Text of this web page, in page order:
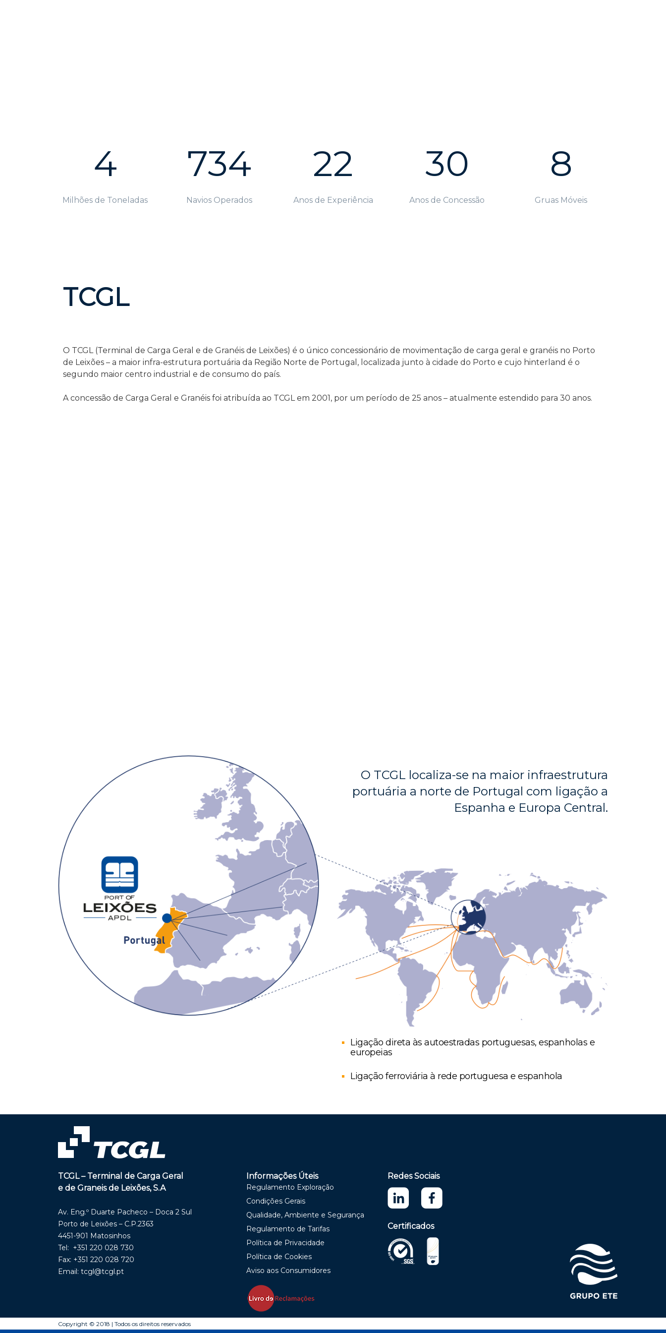
4
Milhões de Toneladas
734
Navios Operados
22
Anos de Experiência
30
Anos de Concessão
8
Gruas Móveis
TCGL
O TCGL (Terminal de Carga Geral e de Granéis de Leixões) é o único concessionário de movimentação de carga geral e granéis no Porto
de Leixões – a maior infra-estrutura portuária da Região Norte de Portugal, localizada junto à cidade do Porto e cujo hinterland é o
segundo maior centro industrial e de consumo do país.
A concessão de Carga Geral e Granéis foi atribuída ao TCGL em 2001, por um período de 25 anos – atualmente estendido para 30 anos.
O TCGL localiza-se na maior infraestrutura
portuária a norte de Portugal com ligação a
Espanha e Europa Central.
Ligação direta às autoestradas portuguesas, espanholas e
europeias
Ligação ferroviária à rede portuguesa e espanhola
TCGL – Terminal de Carga Geral
e de Graneis de Leixões, S.A
Av. Eng.º Duarte Pacheco – Doca 2 Sul
Porto de Leixões – C.P.2363
4451-901 Matosinhos
Tel: +351 220 028 730
Fax: +351 220 028 720
Email: tcgl@tcgl.pt
Informações Úteis
Regulamento Exploração
Condições Gerais
Qualidade, Ambiente e Segurança
Regulamento de Tarifas
Política de Privacidade
Política de Cookies
Aviso aos Consumidores
Redes Sociais
Certificados
Copyright © 2018 | Todos os direitos reservados